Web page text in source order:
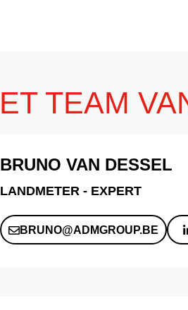
TEAM
BRUNO VAN DESSEL
LANDMETER - EXPERT
BRUNO@ADMGROUP.BE